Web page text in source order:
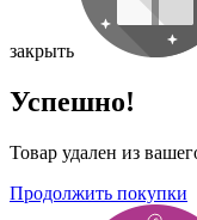
закрыть
Успешно!
Товар удален из
Продолжить покупки